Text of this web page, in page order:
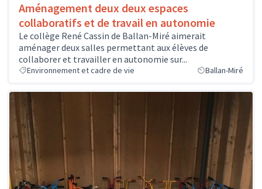
Aménagement deux deux espaces
collaboratifs et de travail en autonomie
Le collège René Cassin de Ballan-Miré aimerait
aménager deux salles permettant aux élèves de
collaborer et travailler en autonomie sur...
Environnement et cadre de vie Ballan-Miré